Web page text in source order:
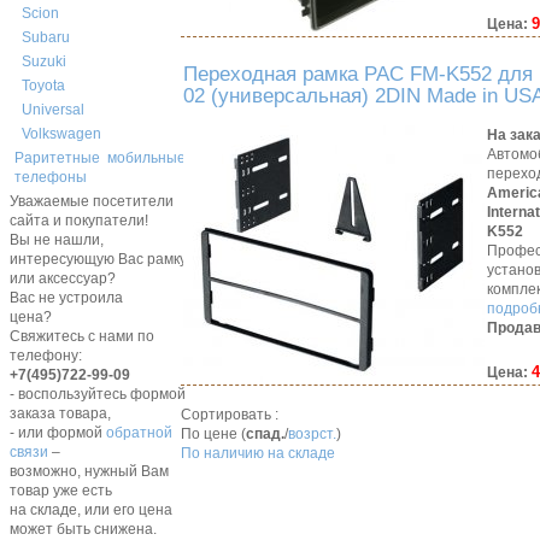
Scion
Subaru
Suzuki
Toyota
Universal
Volkswagen
Раритетные мобильные
телефоны
Уважаемые посетители
сайта и покупатели!
Вы не нашли,
интересующую Вас рамку,
или аксессуар?
Вас не устроила
цена?
Свяжитесь с нами по
телефону:
+7(495)722-99-09
- воспользуйтесь формой
заказа товара,
- или формой обратной
связи –
возможно, нужный Вам
товар уже есть
на складе, или его цена
может быть снижена.
Цена:
Переходная рамка PAC FM-K552
02 (универсальная) 2DIN Made in
На
K552
Цена:
Сортировать :
По цене (спад./возрст.)
По наличию на складе